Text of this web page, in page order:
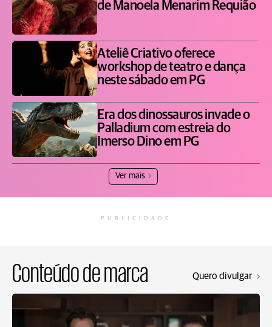
de Manoela Menarim Requião
Ateliê Criativo oferece
workshop de teatro e dança
neste sábado em PG
Era dos dinossauros invade o
Palladium com estreia do
Imerso Dino em PG
Ver mais
PUBLICIDADE
Conteúdo de marca Quero divulgar